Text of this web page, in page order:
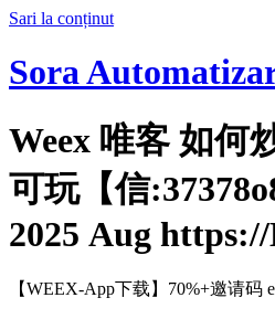
Sari la conținut
Sora
Weex 唯客 如何
可玩【信
2025 Aug
【WEEX-App下载】70%+邀请码